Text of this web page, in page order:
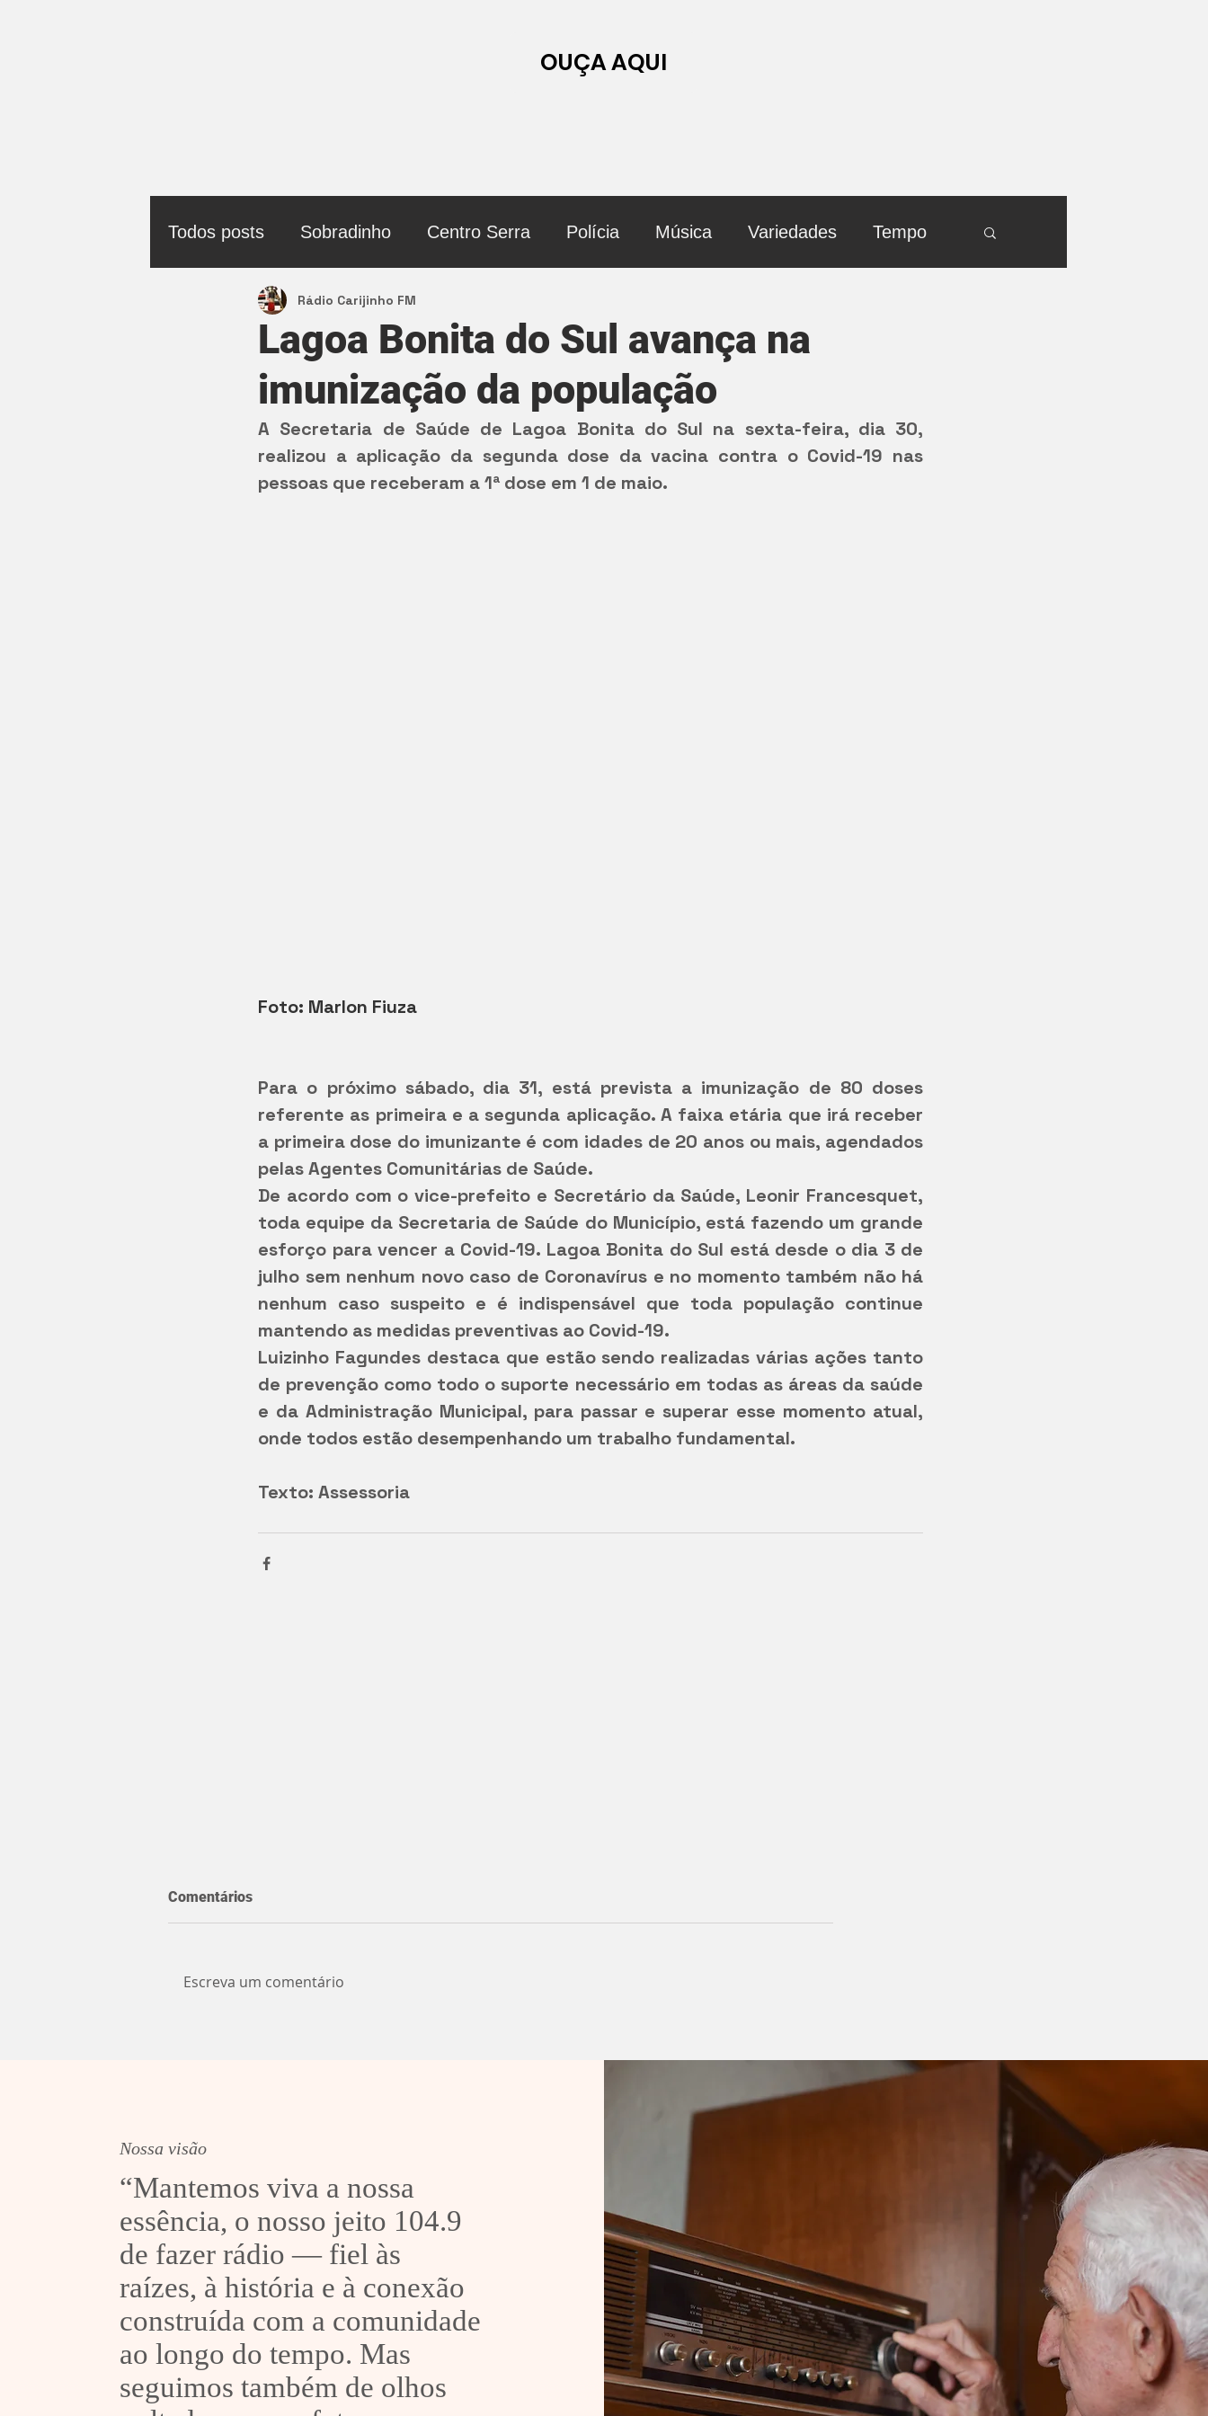
OUÇA AQUI
Todos posts Sobradinho Centro Serra Polícia Música Variedades Tempo
Política
Lagoa Bonita do Sul avança na
imunização da população
Rádio Carijinho FM
A Secretaria de Saúde de Lagoa Bonita do Sul na sexta-feira, dia 30,
realizou a aplicação da segunda dose da vacina contra o Covid-19 nas
pessoas que receberam a 1ª dose em 1 de maio.
Foto: Marlon Fiuza
Para o próximo sábado, dia 31, está prevista a imunização de 80 doses
referente as primeira e a segunda aplicação. A faixa etária que irá receber
a primeira dose do imunizante é com idades de 20 anos ou mais, agendados
pelas Agentes Comunitárias de Saúde.
De acordo com o vice-prefeito e Secretário da Saúde, Leonir Francesquet,
toda equipe da Secretaria de Saúde do Município, está fazendo um grande
esforço para vencer a Covid-19. Lagoa Bonita do Sul está desde o dia 3 de
julho sem nenhum novo caso de Coronavírus e no momento também não há
nenhum caso suspeito e é indispensável que toda população continue
mantendo as medidas preventivas ao Covid-19.
Luizinho Fagundes destaca que estão sendo realizadas várias ações tanto
de prevenção como todo o suporte necessário em todas as áreas da saúde
e da Administração Municipal, para passar e superar esse momento atual,
onde todos estão desempenhando um trabalho fundamental.
Texto: Assessoria
repassa ambulância aos
futsal
Comentários
Escreva um comentário
Nossa visão
“Mantemos viva a nossa
essência, o nosso jeito 104.9
de fazer rádio — fiel às
raízes, à história e à conexão
construída com a comunidade
ao longo do tempo. Mas
seguimos também de olhos